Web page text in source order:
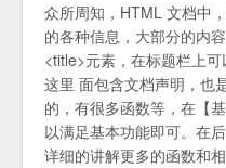
众所周知，HTML 文档中
的各种信息，大部分的内
<title>元素，在标题栏上
这里 面包含文档声明，也
的，有很多函数等，在【
以满足基本功能即可。在
详细的讲解更多的函数和相